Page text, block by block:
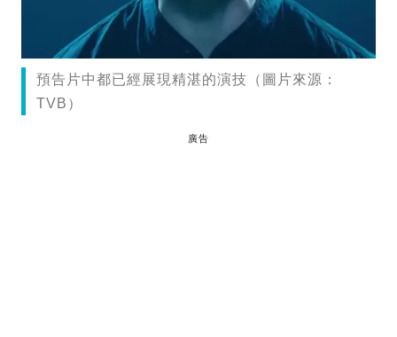
預告片中都已經展現精湛的演技（圖片來源：
TVB）
廣告